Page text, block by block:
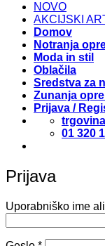
NOVO
AKCIJSKI
Domov
Notranja
Moda in stil
Oblačila
Sredstva za
Zunanja
Prijava /
01 320
Prijava
Uporabniško ime